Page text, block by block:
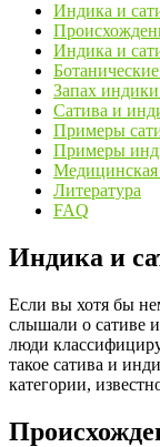
Индика и
Индика и
Запах
Сатива и
Примеры
Примеры
Медицинская
Литература
FAQ
Индика и
Если вы хотя бы
слышали о сативе
люди
такое сатива и
категории,